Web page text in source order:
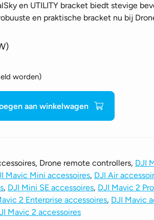
en UTILITY bracket biedt stevige
en praktische bracket nu bij
worden)
aan winkelwagen
Drone remote controllers, DJI
Mavic Mini accessoires, DJI Air
, DJI Mini SE accessoires, DJI Mavic 2
2 Enterprise accessoires, DJI Mavic
Mavic 2 accessoires